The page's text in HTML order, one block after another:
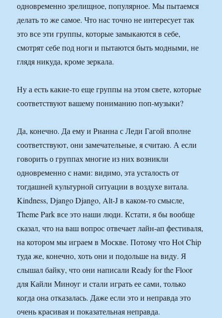
одновременно зрелищное, популярное. Мы пытаемся
делать то же самое. Что нас точно не интересует так
это все эти группы, которые замыкаются в себе,
смотрят себе под ноги и пытаются быть модными, не
глядя никуда, кроме зеркала.
Ну а есть какие-то еще группы на этом свете, которые
соответствуют вашему пониманию поп-музыки?
Да, конечно. Да ему и Рианна с Леди Гагой вполне
соответствуют, они замечательные, я считаю. А если
говорить о группах многие из них возникли
одновременно с нами: видимо, эта усталость от
тогдашней культурной ситуации в воздухе витала.
Kindness, Django Django, Alt-J в каком-то смысле,
Theme Park все это наши люди. Кстати, я бы вообще
сказал, что на ваш вопрос отвечает лайн-ап фестиваля,
на котором мы играем в Москве. Потому что Hot Chip
туда же, конечно, хоть они и подольше на виду. Я
слышал байку, что они написали Ready for the Floor
для Кайли Миноуг и стали играть ее сами, только
когда она отказалась. Даже если это и неправда это
очень красивая и показательная неправда.